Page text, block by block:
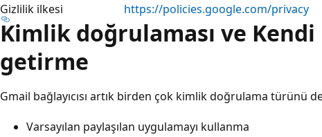
Gizlilik ilkesi
https://policies.google.com/privacy
Kimlik doğrulaması ve Kendi
getirme
Gmail bağlayıcısı artık birden çok kimlik doğrulama türünü
Varsayılan paylaşılan uygulamayı kullanma